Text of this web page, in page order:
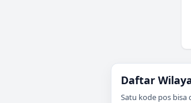
Daftar
Satu kode pos bisa